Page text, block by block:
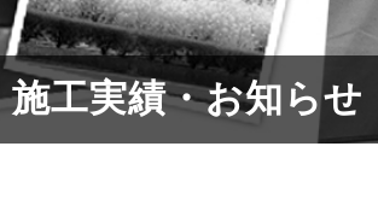
施工実績・お知らせ